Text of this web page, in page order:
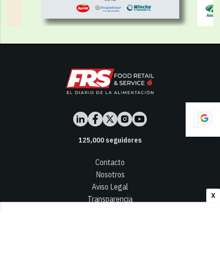
X
125,000seguidores
Contacto
Nosotros
Aviso Legal
Transparencia